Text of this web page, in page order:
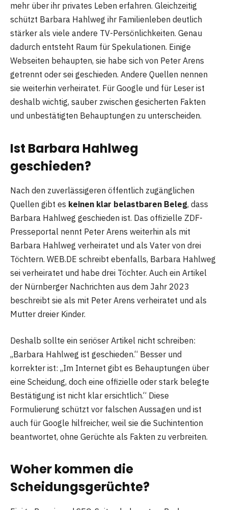
mehr über ihr privates Leben erfahren. Gleichzeitig
schützt Barbara Hahlweg ihr Familienleben deutlich
stärker als viele andere TV-Persönlichkeiten. Genau
dadurch entsteht Raum für Spekulationen. Einige
Webseiten behaupten, sie habe sich von Peter Arens
getrennt oder sei geschieden. Andere Quellen nennen
sie weiterhin verheiratet. Für Google und für Leser ist
deshalb wichtig, sauber zwischen gesicherten Fakten
und unbestätigten Behauptungen zu unterscheiden.
Ist Barbara Hahlweg
geschieden?
Nach den zuverlässigeren öffentlich zugänglichen
Quellen gibt es keinen klar belastbaren Beleg, dass
Barbara Hahlweg geschieden ist. Das offizielle ZDF-
Presseportal nennt Peter Arens weiterhin als mit
Barbara Hahlweg verheiratet und als Vater von drei
Töchtern. WEB.DE schreibt ebenfalls, Barbara Hahlweg
sei verheiratet und habe drei Töchter. Auch ein Artikel
der Nürnberger Nachrichten aus dem Jahr 2023
beschreibt sie als mit Peter Arens verheiratet und als
Mutter dreier Kinder.
Deshalb sollte ein seriöser Artikel nicht schreiben:
„Barbara Hahlweg ist geschieden.“ Besser und
korrekter ist: „Im Internet gibt es Behauptungen über
eine Scheidung, doch eine offizielle oder stark belegte
Bestätigung ist nicht klar ersichtlich.“ Diese
Formulierung schützt vor falschen Aussagen und ist
auch für Google hilfreicher, weil sie die Suchintention
beantwortet, ohne Gerüchte als Fakten zu verbreiten.
Woher kommen die
Scheidungsgerüchte?